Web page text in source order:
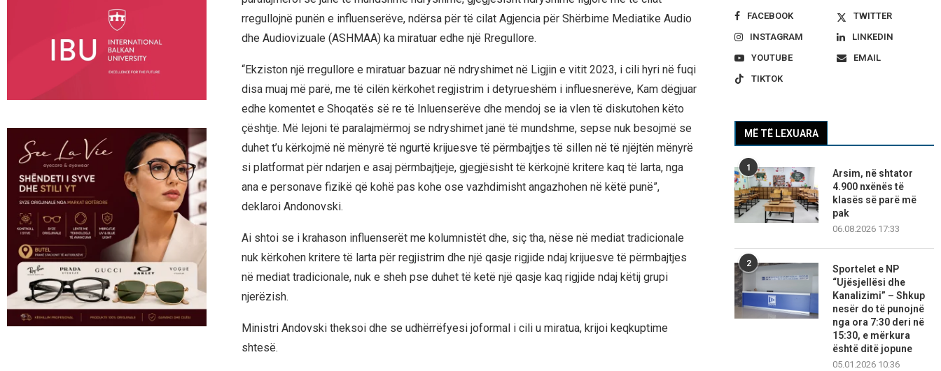
rregullojnë punën e influenserëve, ndërsa për të cilat Agjencia për Shërbime Mediatike Audio
dhe Audiovizuale (ASHMAA) ka miratuar edhe një Rregullore.
“Ekziston një rregullore e miratuar bazuar në ndryshimet në Ligjin e vitit 2023, i cili hyri në fuqi
disa muaj më parë, me të cilën kërkohet regjistrim i detyrueshëm i influesnerëve, Kam dëgjuar
edhe komentet e Shoqatës së re të Inluenserëve dhe mendoj se ia vlen të diskutohen këto
çështje. Më lejoni të paralajmërmoj se ndryshimet janë të mundshme, sepse nuk besojmë se
duhet t’u kërkojmë në mënyrë të ngurtë krijuesve të përmbajtjes të sillen në të njëjtën mënyrë
si platformat për ndarjen e asaj përmbajtjeje, gjegjësisht të kërkojnë kritere kaq të larta, nga
ana e personave fizikë që kohë pas kohe ose vazhdimisht angazhohen në këtë punë”,
deklaroi Andonovski.
Ai shtoi se i krahason influenserët me kolumnistët dhe, siç tha, nëse në mediat tradicionale
nuk kërkohen kritere të larta për regjistrim dhe një qasje rigjide ndaj krijuesve të përmbajtjes
në mediat tradicionale, nuk e sheh pse duhet të ketë një qasje kaq rigjide ndaj këtij grupi
njerëzish.
Ministri Andovski theksoi dhe se udhërrëfyesi joformal i cili u miratua, krijoi keqkuptime
shtesë.
FACEBOOK
TWITTER
INSTAGRAM
LINKEDIN
YOUTUBE
EMAIL
TIKTOK
MË TË LEXUARA
1
Arsim, në shtator
4.900 nxënës të
klasës së parë më
pak
06.08.2026 17:33
2
Sportelet e NP
“Ujësjellësi dhe
Kanalizimi” – Shkup
nesër do të punojnë
nga ora 7:30 deri në
15:30, e mërkura
është ditë jopune
05.01.2026 10:36